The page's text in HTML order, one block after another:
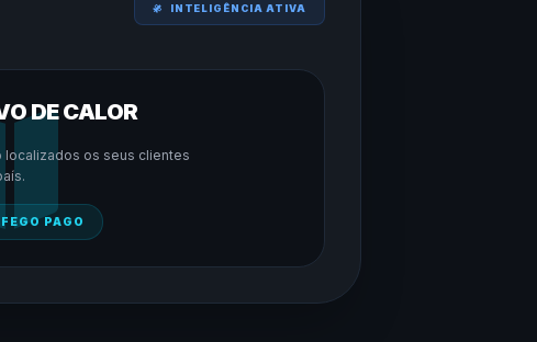
INTELIGÊNCIA ATIVA
DE CALOR
localizados os seus clientes
PAGO